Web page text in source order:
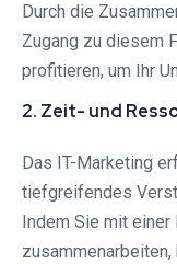
Durch die
Zugang zu diesem
profitieren, um Ihr
2. Zeit- und
Das IT-Marketing
tiefgreifendes
Indem Sie mit einer